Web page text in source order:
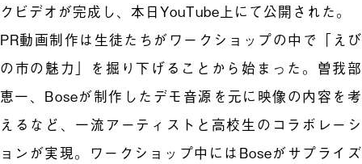
クビデオが完成し、本日YouTube上にて公開された。
PR動画制作は生徒たちがワークショップの中で「えび
の市の魅力」を掘り下げることから始まった。曽我部
恵一、Boseが制作したデモ音源を元に映像の内容を考
えるなど、一流アーティストと高校生のコラボレーシ
ョンが実現。ワークショップ中にはBoseがサプライズ